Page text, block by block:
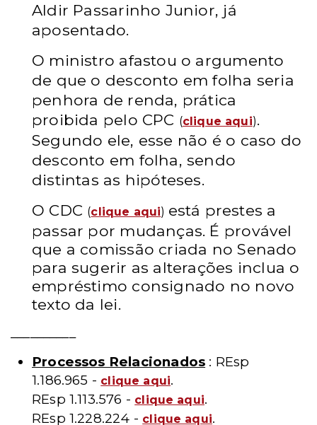
Aldir Passarinho Junior, já
aposentado.
O ministro afastou o argumento
de que o desconto em folha seria
penhora de renda, prática
proibida pelo CPC (clique aqui).
Segundo ele, esse não é o caso do
desconto em folha, sendo
distintas as hipóteses.
O CDC (clique aqui) está prestes a
passar por mudanças. É provável
que a comissão criada no Senado
para sugerir as alterações inclua o
empréstimo consignado no novo
texto da lei.
Processos Relacionados : REsp
1.186.965 - clique aqui.
REsp 1.113.576 - clique aqui.
REsp 1.228.224 - clique aqui.